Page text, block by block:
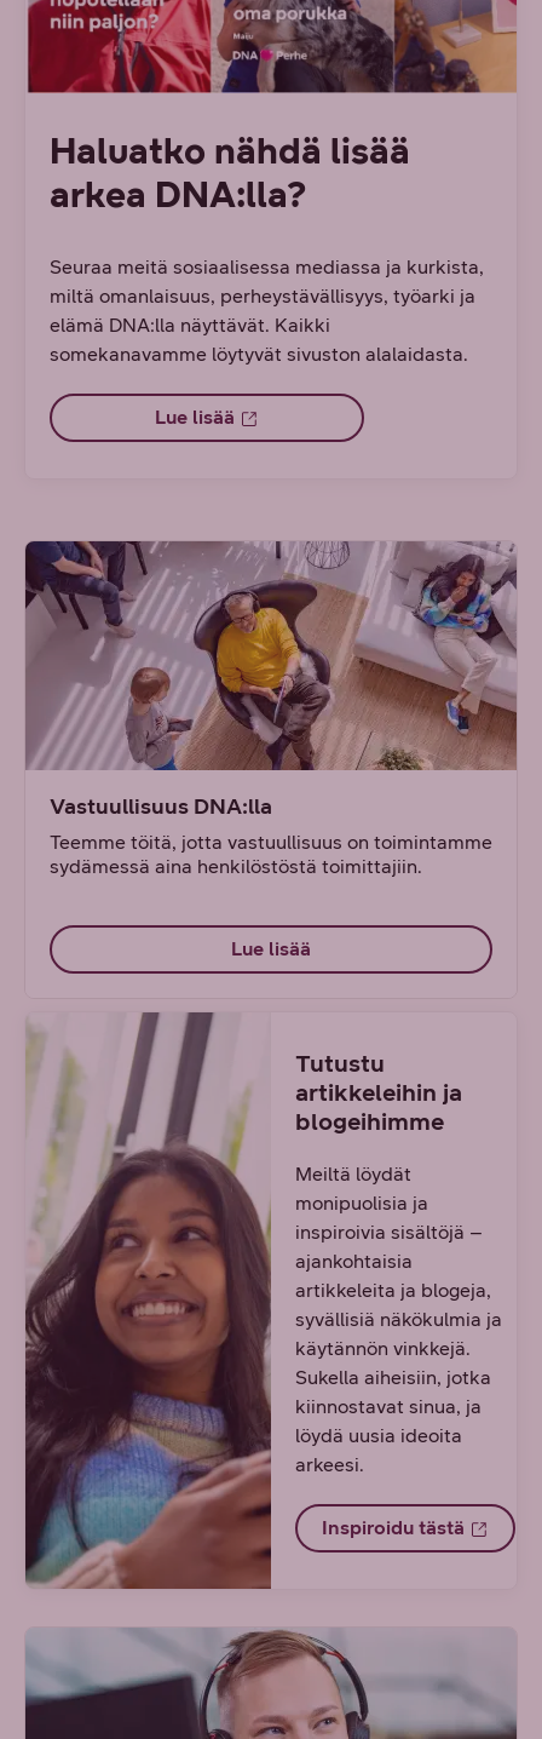
Haluatko nähdä lisää
arkea DNA:lla?
Seuraa meitä sosiaalisessa mediassa ja kurkista,
miltä omanlaisuus, perheystävällisyys, työarki ja
elämä DNA:lla näyttävät. Kaikki
somekanavamme löytyvät sivuston alalaidasta.
Lue lisää
Vastuullisuus DNA:lla
Teemme töitä, jotta vastuullisuus on toimintamme
sydämessä aina henkilöstöstä toimittajiin.
Lue lisää
Tutustu
artikkeleihin ja
blogeihimme
Meiltä löydät
monipuolisia ja
inspiroivia sisältöjä –
ajankohtaisia
artikkeleita ja blogeja,
syvällisiä näkökulmia ja
käytännön vinkkejä.
Sukella aiheisiin, jotka
kiinnostavat sinua, ja
löydä uusia ideoita
arkeesi.
Inspiroidu tästä